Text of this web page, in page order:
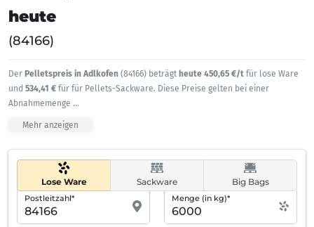
heute
(84166)
Der Pelletspreis in Adlkofen (84166) beträgt heute 450,65 €/t für lose Ware
und 534,41 € für für Pellets-Sackware. Diese Preise gelten bei einer
Abnahmemenge ...
Mehr anzeigen
Lose Ware Sackware Big Bags
Postleitzahl* Menge (in kg)*